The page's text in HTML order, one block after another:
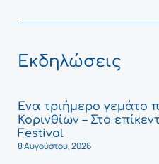
Εκδηλώσεις
Ένα τριήμερο γεμάτο
Κορινθίων – Στο
Festival
8 Αυγούστου, 2026